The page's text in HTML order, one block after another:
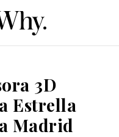
3D
Estrella
Madrid